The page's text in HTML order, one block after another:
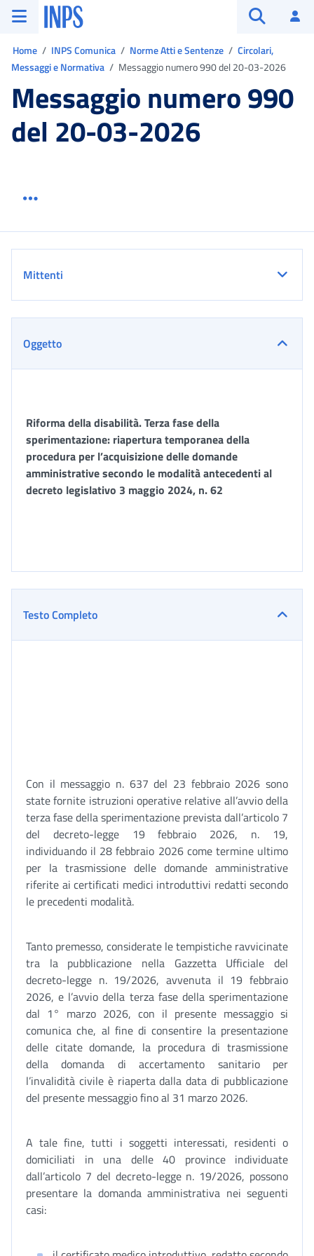
Vai al menu principale
Vai al contenuto principale
Vai al pie' di pagina
INPS ()
Home INPS Comunica Norme Atti e Sentenze
Circolari,
Messaggi e Normativa
Messaggio numero 990 del 20-03-2026
Messaggio numero 990
del 20-03-2026
Mittenti
Oggetto
Riforma della disabilità. Terza fase della
sperimentazione: riapertura temporanea della
procedura per l’acquisizione delle domande
amministrative secondo le modalità antecedenti al
decreto legislativo 3 maggio 2024, n. 62
Testo Completo
Con il messaggio n. 637 del 23 febbraio 2026 sono
state fornite istruzioni operative relative all’avvio della
terza fase della sperimentazione prevista dall’articolo 7
del decreto-legge 19 febbraio 2026, n. 19,
individuando il 28 febbraio 2026 come termine ultimo
per la trasmissione delle domande amministrative
riferite ai certificati medici introduttivi redatti secondo
le precedenti modalità.
Tanto premesso, considerate le tempistiche ravvicinate
tra la pubblicazione nella Gazzetta Ufficiale del
decreto-legge n. 19/2026, avvenuta il 19 febbraio
2026, e l’avvio della terza fase della sperimentazione
dal 1° marzo 2026, con il presente messaggio si
comunica che, al fine di consentire la presentazione
delle citate domande, la procedura di trasmissione
della domanda di accertamento sanitario per
l’invalidità civile è riaperta dalla data di pubblicazione
del presente messaggio fino al 31 marzo 2026.
A tale fine, tutti i soggetti interessati, residenti o
domiciliati in una delle 40 province individuate
dall’articolo 7 del decreto-legge n. 19/2026, possono
presentare la domanda amministrativa nei seguenti
casi: